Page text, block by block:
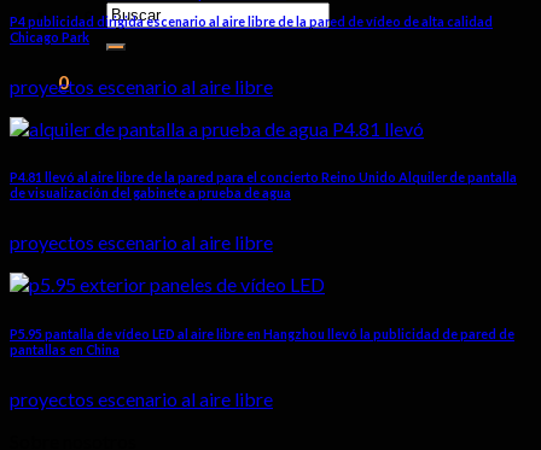
Buscar:
0
Carro
No hay productos en el carrito.
P4 publicidad dirigida escenario al aire libre de la pared de vídeo de alta calidad
Chicago Park
proyectos escenario al aire libre
P4.81 llevó al aire libre de la pared para el concierto Reino Unido Alquiler de pantalla
de visualización del gabinete a prueba de agua
proyectos escenario al aire libre
P5.95 pantalla de vídeo LED al aire libre en Hangzhou llevó la publicidad de pared de
pantallas en China
proyectos escenario al aire libre